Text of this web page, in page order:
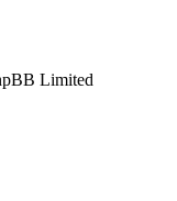
Limited